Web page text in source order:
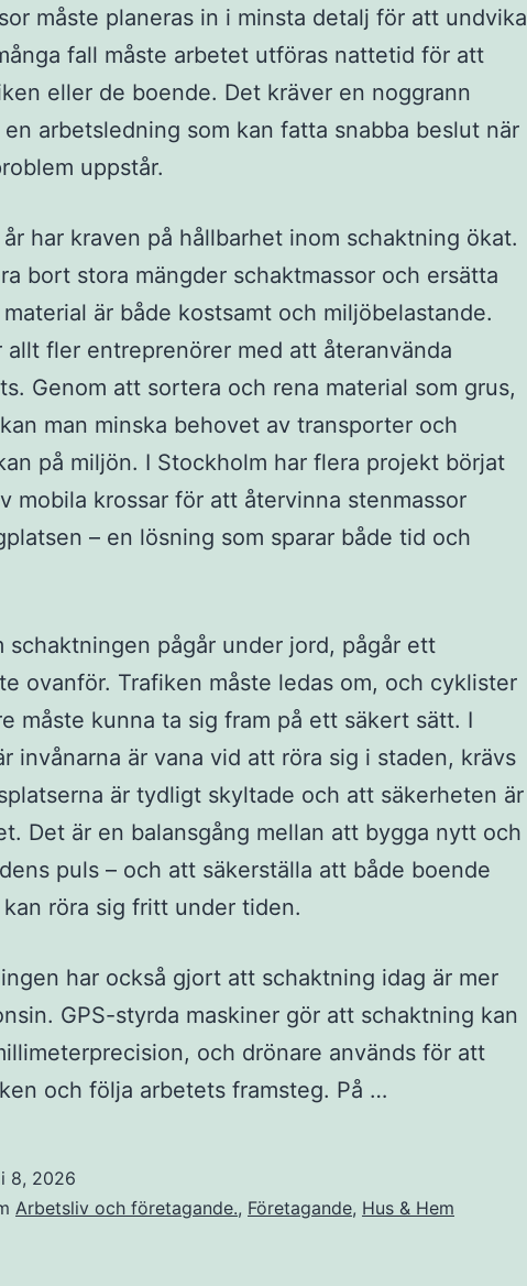
måste planeras in i minsta detalj för att undvika
fall måste arbetet utföras nattetid för att
eller de boende. Det kräver en noggrann
arbetsledning som kan fatta snabba beslut när
uppstår.
har kraven på hållbarhet inom schaktning ökat.
bort stora mängder schaktmassor och ersätta
är både kostsamt och miljöbelastande.
allt fler entreprenörer med att återanvända
Genom att sortera och rena material som grus,
man minska behovet av transporter och
på miljön. I Stockholm har flera projekt börjat
mobila krossar för att återvinna stenmassor
– en lösning som sparar både tid och
schaktningen pågår under jord, pågår ett
ovanför. Trafiken måste ledas om, och cyklister
måste kunna ta sig fram på ett säkert sätt. I
invånarna är vana vid att röra sig i staden, krävs
är tydligt skyltade och att säkerheten är
Det är en balansgång mellan att bygga nytt och
puls – och att säkerställa att både boende
röra sig fritt under tiden.
har också gjort att schaktning idag är mer
GPS-styrda maskiner gör att schaktning kan
och drönare används för att
och följa arbetets framsteg. På …
8, 2026
Arbetsliv och företagande., Företagande, Hus & Hem